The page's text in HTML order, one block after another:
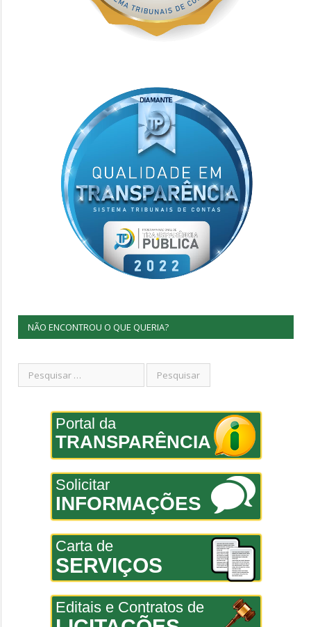
NÃO ENCONTROU O QUE QUERIA?
Portal da
TRANSPARÊNCIA
Solicitar
INFORMAÇÕES
Carta de
SERVIÇOS
Editais e Contratos de